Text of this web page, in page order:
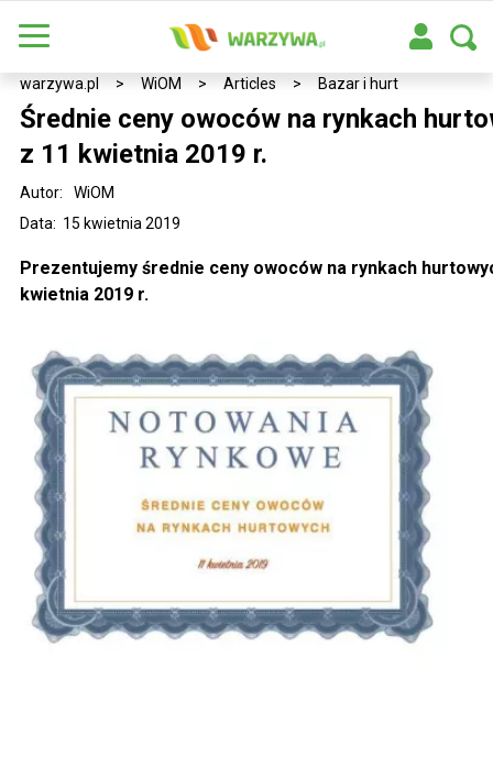
warzywa.pl > WiOM > Articles > Bazar i hurt
Średnie ceny owoców na rynkach
11 kwietnia 2019 r.
Data: 15 kwietnia 2019
Autor: WiOM
Prezentujemy średnie ceny owoców na rynkach
kwietnia 2019 r.